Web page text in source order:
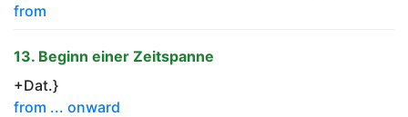
from
13. Beginn einer Zeitspanne
+Dat.}
from ... onward